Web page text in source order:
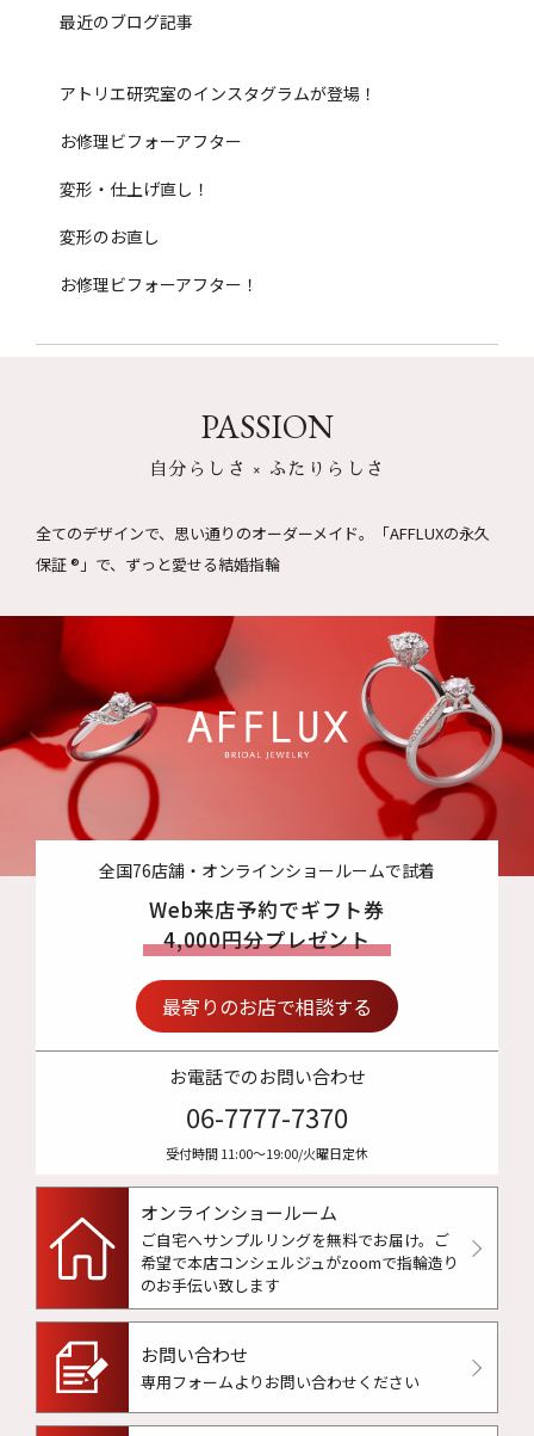
最近のブログ記事
アトリエ研究室のインスタグラムが登場！
お修理ビフォーアフター
変形・仕上げ直し！
変形のお直し
お修理ビフォーアフター！
PASSION
自分らしさ × ふたりらしさ
全てのデザインで、思い通りのオーダーメイド。
「AFFLUXの永久
保証 ®」で、ずっと愛せる結婚指輪
全国76店舗・オンラインショールームで試着
Web来店予約でギフト券
4,000円分プレゼント
最寄りのお店で相談する
お電話でのお問い合わせ
06-7777-7370
受付時間 11:00〜19:00/火曜日定休
オンラインショールーム
ご自宅へサンプルリングを無料でお届け。 ご
希望で本店コンシェルジュがzoomで指輪造り
のお手伝い致します
お問い合わせ
専用フォームよりお問い合わせください